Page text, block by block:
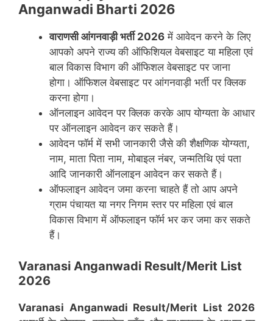
Anganwadi Bharti 2026
वाराणसीआंगनवाड़ी भर्ती 2026 में आवेदन करने के लिए
आपको अपने राज्य की ऑफिशियल वेबसाइट या महिला एवं
बाल विकास विभाग की ऑफिशल वेबसाइट पर जाना
होगा। ऑफिशल वेबसाइट पर आंगनवाड़ी भर्ती पर क्लिक
करना होगा।
ऑनलाइन आवेदन पर क्लिक करके आप योग्यता के आधार
पर ऑनलाइन आवेदन कर सकते हैं।
आवेदन फॉर्म में सभी जानकारी जैसे की शैक्षणिक योग्यता,
नाम, माता पिता नाम, मोबाइल नंबर, जन्मतिथि एवं पता
आदि जानकारी ऑनलाइन आवेदन कर सकते हैं।
ऑफलाइन आवेदन जमा करना चाहते हैं तो आप अपने
ग्राम पंचायत या नगर निगम स्तर पर महिला एवं बाल
विकास विभाग में ऑफलाइन फॉर्म भर कर जमा कर सकते
हैं।
Varanasi Anganwadi Result/Merit List
2026
Varanasi Anganwadi Result/Merit List 2026